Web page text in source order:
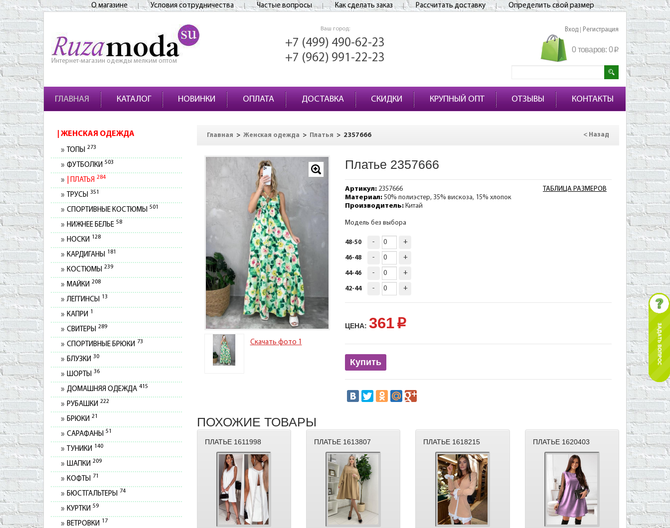
О магазине Условия сотрудничества Частые вопросы Как сделать заказ Рассчитать доставку Определить свой размер
Интернет-магазин одежды мелким оптом
Ваш город:
+7 (499) 490-62-23
+7 (962) 991-22-23
Вход Регистрация
0 товаров: 0p
ГЛАВНАЯ КАТАЛОГ НОВИНКИ ОПЛАТА ДОСТАВКА СКИДКИ КРУПНЫЙ ОПТ ОТЗЫВЫ КОНТАКТЫ
ЖЕНСКАЯ ОДЕЖДА
ТОПЫ 273
ФУТБОЛКИ 503
ПЛАТЬЯ 284
ТРУСЫ 351
СПОРТИВНЫЕ КОСТЮМЫ 501
НИЖНЕЕ БЕЛЬЕ 58
НОСКИ 128
КАРДИГАНЫ 181
КОСТЮМЫ 239
МАЙКИ 208
ЛЕГГИНСЫ 13
КАПРИ 1
СВИТЕРЫ 289
СПОРТИВНЫЕ БРЮКИ 73
БЛУЗКИ 30
ШОРТЫ 36
ДОМАШНЯЯ ОДЕЖДА 415
РУБАШКИ 222
БРЮКИ 21
САРАФАНЫ 51
ТУНИКИ 140
ШАПКИ 209
КОФТЫ 71
БЮСТГАЛЬТЕРЫ 74
КУРТКИ 59
ВЕТРОВКИ 17
Главная > Женская одежда > Платья > 2357666 < Назад
Скачать фото 1
Платье 2357666
ТАБЛИЦА РАЗМЕРОВ
Артикул:2357666
Материал:50% полиэстер, 35% вискоза, 15% хлопок
Производитель:Китай
Модель без выбора
48-50 - +
46-48 - +
44-46 - +
42-44 - +
ЦЕНА: 361 p
Купить
ПОХОЖИЕ ТОВАРЫ
ПЛАТЬЕ 1611998 ПЛАТЬЕ 1613807 ПЛАТЬЕ 1618215 ПЛАТЬЕ 1620403